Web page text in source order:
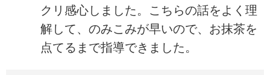
クリ感心しました。こちらの話をよく理
解して、のみこみが早いので、お抹茶を
点てるまで指導できました。